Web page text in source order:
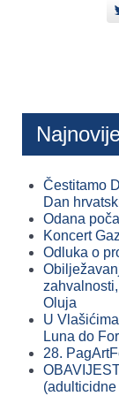
Čestitamo
Dan
Odana
Koncert
Odluka o
Oluja
U
Luna do
28.